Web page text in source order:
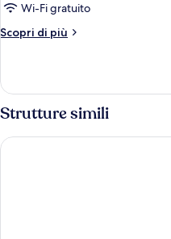
Wi-Fi gratuito
Scopri di più
Altri
Deluxe
Strutture simili
@Nares Hotel